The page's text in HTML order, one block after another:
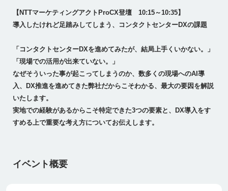
【NTTマーケティングアクトProCX登壇 10:15～10:35】
導入したけれど足踏みしてしまう、コンタクトセンターDXの課題
「コンタクトセンターDXを進めてみたが、結局上手くいかない。」
「現場での活用が出来ていない。」
なぜそういった事が起こってしまうのか、数多くの現場へのAI導
入、DX推進を進めてきた弊社だからこそわかる、最大の要因を解説
いたします。
実地での経験があるからこそ特定できた3つの要素と、DX導入をす
すめる上で重要な考え方についてお伝えします。
イベント概要